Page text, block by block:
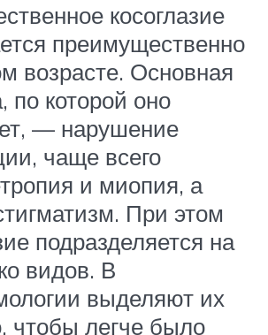
косоглазие
преимущественно
возрасте. Основная
по которой оно
— нарушение
чаще всего
и миопия, а
При этом
подразделяется на
видов. В
выделяют их
чтобы легче было